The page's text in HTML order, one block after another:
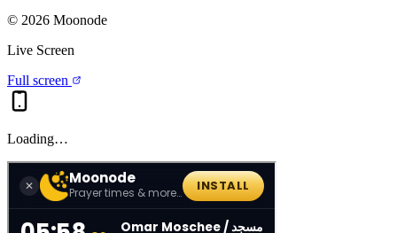
© 2026 Moonode
Live Screen
Full screen
Loading…